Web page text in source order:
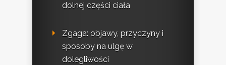
dolnej części ciała
Zgaga: objawy, przyczyny i
sposoby na ulgę w
dolegliwości